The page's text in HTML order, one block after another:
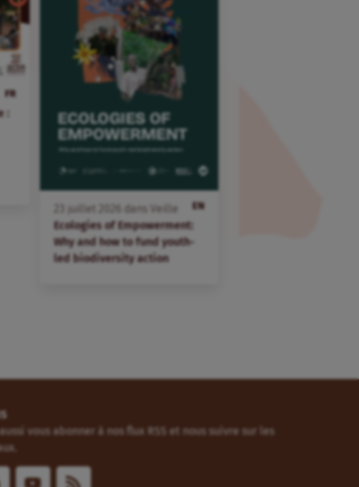
EN
juillet dans
Veille
Ecologies of Empowerment:
Why and how to fund youth-
led biodiversity action
FR
vous abonner à nos flux RSS et nous suivre sur les